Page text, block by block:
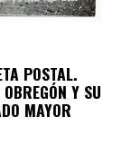
POSTAL.
Y SU
MAYOR